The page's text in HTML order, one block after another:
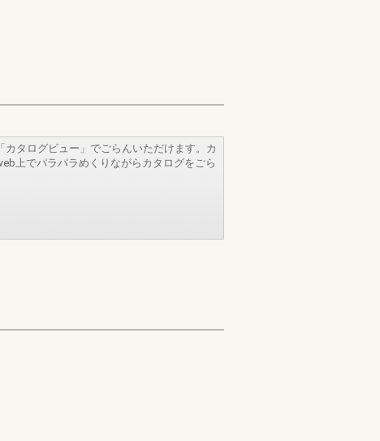
カタログビュー」でごらんいただけます。カ
上でパラパラめくりながらカタログをごら